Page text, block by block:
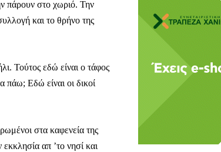
πάρουν στο χωριό. Την
και το θρήνο της
Τούτος εδώ είναι ο τάφος
πάω; Εδώ είναι οι δικοί
στα καφενεία της
απ ’το νησί και